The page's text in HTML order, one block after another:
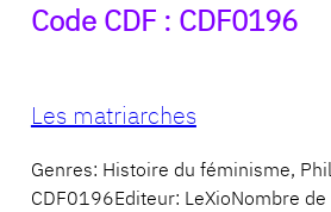
Code CDF : CDF0196
Les matriarches
Genres: Histoire du féminisme,
CDF0196Editeur: LeXioNombre